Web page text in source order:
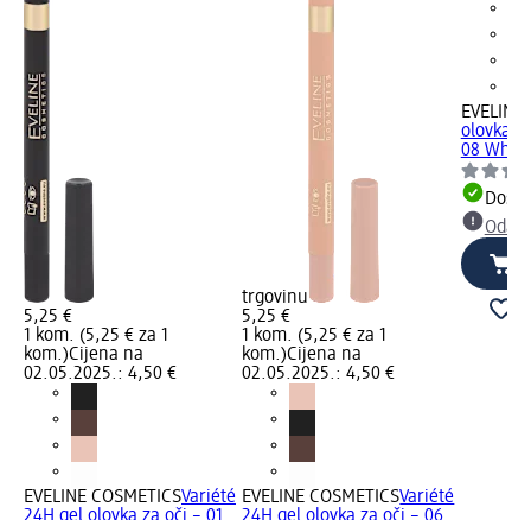
5,25 €
1 kom. (5,25 € za 1
kom.)Cijena na
02.05.2025.: 4,50 €
EVELINE COSMETICSVariété
24H gel olovka za oči – 01
trgovinu
5,25 €
1 kom. (5,25 € za 1
kom.)Cijena na
02.05.2025.: 4,50 €
EVELINE COSMETICSVariété
24H gel olovka za oči – 06
EVELINE
olovka
08